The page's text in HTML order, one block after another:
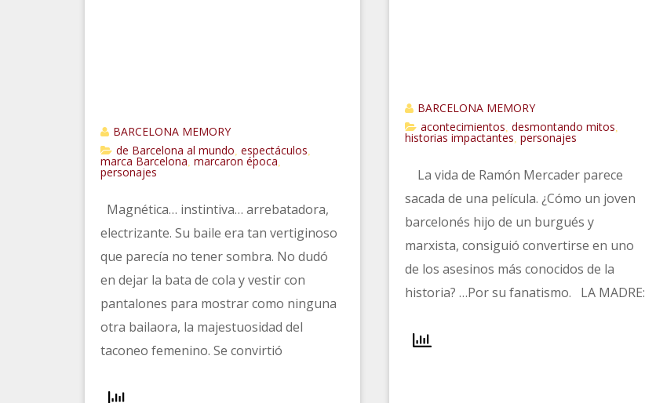
BARCELONA MEMORY
de Barcelona al mundo espectáculos
marca Barcelona marcaron época
personajes
Magnética… instintiva… arrebatadora,
electrizante. Su baile era tan vertiginoso
que parecía no tener sombra. No dudó
en dejar la bata de cola y vestir con
pantalones para mostrar como ninguna
otra bailaora, la majestuosidad del
taconeo femenino. Se convirtió
BARCELONA MEMORY
acontecimientos ,desmontando mitos
historias impactantes ,personajes
La vida de Ramón Mercader parece
sacada de una película. ¿Cómo un joven
barcelonés hijo de un burgués y
marxista, consiguió convertirse en uno
de los asesinos más conocidos de la
historia? …Por su fanatismo. LA MADRE: